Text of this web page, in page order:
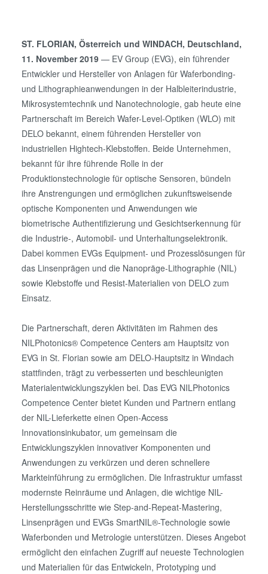
ST. FLORIAN, Österreich und WINDACH, Deutschland,
11. November 2019— EV Group (EVG), ein führender
Entwickler und Hersteller von Anlagen für Waferbonding-
und Lithographieanwendungen in der Halbleiterindustrie,
Mikrosystemtechnik und Nanotechnologie, gab heute eine
Partnerschaft im Bereich Wafer-Level-Optiken (WLO) mit
DELO bekannt, einem führenden Hersteller von
industriellen Hightech-Klebstoffen. Beide Unternehmen,
bekannt für ihre führende Rolle in der
Produktionstechnologie für optische Sensoren, bündeln
ihre Anstrengungen und ermöglichen zukunftsweisende
optische Komponenten und Anwendungen wie
biometrische Authentifizierung und Gesichtserkennung für
die Industrie-, Automobil- und Unterhaltungselektronik.
Dabei kommen EVGs Equipment- und Prozesslösungen für
das Linsenprägen und die Nanopräge-Lithographie (NIL)
sowie Klebstoffe und Resist-Materialien von DELO zum
Einsatz.
Die Partnerschaft, deren Aktivitäten im Rahmen des
NILPhotonics® Competence Centers am Hauptsitz von
EVG in St. Florian sowie am DELO-Hauptsitz in Windach
stattfinden, trägt zu verbesserten und beschleunigten
Materialentwicklungszyklen bei. Das EVG NILPhotonics
Competence Center bietet Kunden und Partnern entlang
der NIL-Lieferkette einen Open-Access
Innovationsinkubator, um gemeinsam die
Entwicklungszyklen innovativer Komponenten und
Anwendungen zu verkürzen und deren schnellere
Markteinführung zu ermöglichen. Die Infrastruktur umfasst
modernste Reinräume und Anlagen, die wichtige NIL-
Herstellungsschritte wie Step-and-Repeat-Mastering,
Linsenprägen und EVGs SmartNIL®-Technologie sowie
Waferbonden und Metrologie unterstützen. Dieses Angebot
ermöglicht den einfachen Zugriff auf neueste Technologien
und Materialien für das Entwickeln, Prototyping und